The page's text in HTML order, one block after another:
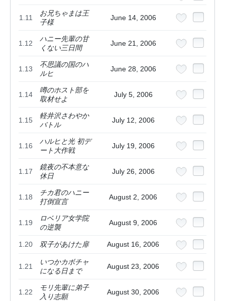
1.11
お兄ちゃまは王
子様
June 14, 2006
1.12
ハニー先輩の甘
くない三日間
June 21, 2006
1.13
不思議の国のハ
ルヒ
June 28, 2006
1.14
噂のホスト部を
取材せよ
July 5, 2006
1.15
軽井沢さわやか
バトル
July 12, 2006
1.16
ハルヒと光 初デ
ート大作戦
July 19, 2006
1.17
鏡夜の不本意な
休日
July 26, 2006
1.18
チカ君のハニー
打倒宣言
August 2, 2006
1.19
ロベリア女学院
の逆襲
August 9, 2006
1.20 双子があけた扉 August 16, 2006
1.21
いつかカボチャ
になる日まで
August 23, 2006
1.22
モリ先輩に弟子
入り志願
August 30, 2006